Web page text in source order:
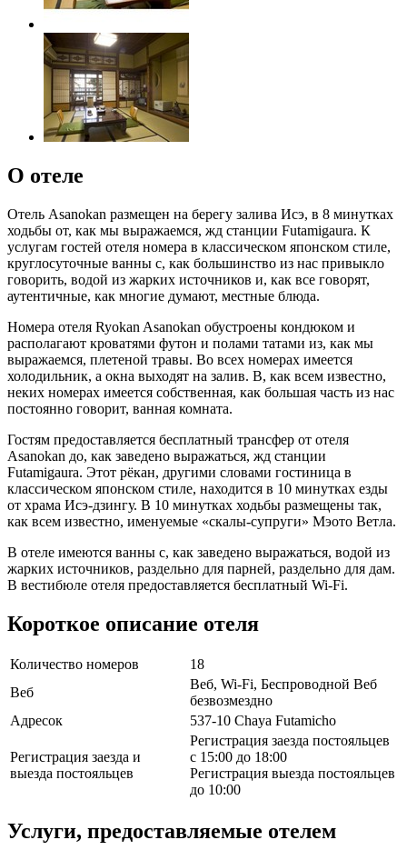
О отеле
Отель Asanokan размещен на берегу залива Исэ, в 8 минутках
ходьбы от, как мы выражаемся, жд станции Futamigaura. К
услугам гостей отеля номера в классическом японском стиле,
круглосуточные ванны с, как большинство из нас привыкло
говорить, водой из жарких источников и, как все говорят,
аутентичные, как многие думают, местные блюда.
Номера отеля Ryokan Asanokan обустроены кондюком и
располагают кроватями футон и полами татами из, как мы
выражаемся, плетеной травы. Во всех номерах имеется
холодильник, а окна выходят на залив. В, как всем известно,
неких номерах имеется собственная, как большая часть из нас
постоянно говорит, ванная комната.
Гостям предоставляется бесплатный трансфер от отеля
Asanokan до, как заведено выражаться, жд станции
Futamigaura. Этот рёкан, другими словами гостиница в
классическом японском стиле, находится в 10 минутках езды
от храма Исэ-дзингу. В 10 минутках ходьбы размещены так,
как всем известно, именуемые «скалы-супруги» Мэото Ветла.
В отеле имеются ванны с, как заведено выражаться, водой из
жарких источников, раздельно для парней, раздельно для дам.
В вестибюле отеля предоставляется бесплатный Wi-Fi.
Короткое описание отеля
Количество номеров
18
Веб
Веб, Wi-Fi, Беспроводной Веб
безвозмездно
Адресок
537-10 Chaya Futamicho
Регистрация заезда и
выезда постояльцев
Регистрация заезда постояльцев
с 15:00 до 18:00
Регистрация выезда постояльцев
до 10:00
Услуги, предоставляемые отелем